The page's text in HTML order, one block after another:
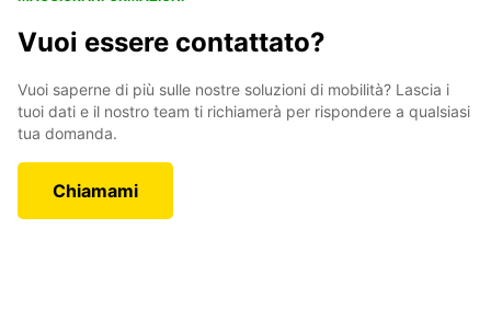
Vuoi essere contattato?
Vuoi saperne di più sulle nostre soluzioni di mobilità? Lascia i
tuoi dati e il nostro team ti richiamerà per rispondere a qualsiasi
tua domanda.
Chiamami